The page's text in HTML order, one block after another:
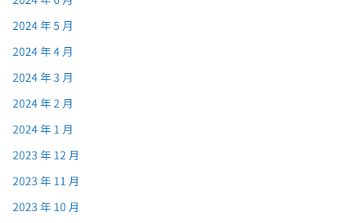
2024 年 5 月
2024 年 4 月
2024 年 3 月
2024 年 2 月
2024 年 1 月
2023 年 12 月
2023 年 11 月
2023 年 10 月